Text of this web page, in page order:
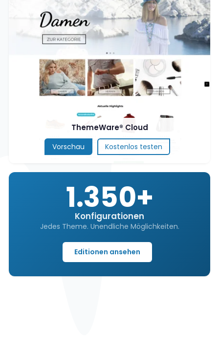
ThemeWare® Cloud
Vorschau Kostenlos testen
1.350+
Konfigurationen
Jedes Theme. Unendliche Möglichkeiten.
Editionen ansehen